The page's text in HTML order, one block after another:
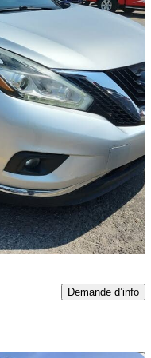
Bonne affaire
Demande d’info